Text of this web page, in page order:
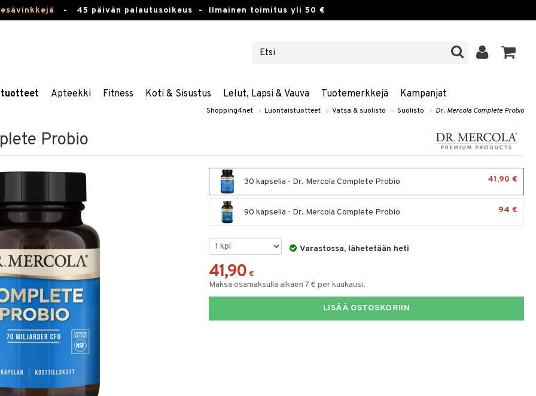
- 45 päivän palautusoikeus - Ilmainen toimitus yli 50 €
Apteekki Fitness Koti & Sisustus Lelut, Lapsi & Vauva Tuotemerkkejä Kampanjat
Shopping4net » Luontaistuotteet » Vatsa & suolisto » Suolisto » Dr. Mercola Complete Probio
Probio
30 kapselia - Dr. Mercola Complete Probio 41,90 €
90 kapselia - Dr. Mercola Complete Probio 94 €
Varastossa, lähetetään heti
41,90 €
Maksa osamaksulla alkaen 7 € per kuukausi.
LISÄÄ OSTOSKORIIN